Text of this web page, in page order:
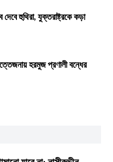
দেবে হুথিরা, যুক্তরাষ্ট্রকে কড়া
হরমুজ প্রণালী বন্ধের